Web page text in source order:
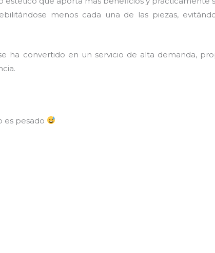
menos cada una de las piezas,
ha convertido en un servicio de alta demanda,
es pesado